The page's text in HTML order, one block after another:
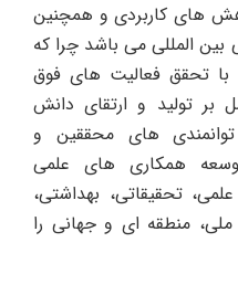
های کاربردی و همچنین
المللی می باشد چرا که
با تحقق فعالیت های فوق
بر تولید و ارتقای دانش
توانمندی های محققین و
همکاری های علمی
تحقیقاتی، بهداشتی،
منطقه ای و جهانی را